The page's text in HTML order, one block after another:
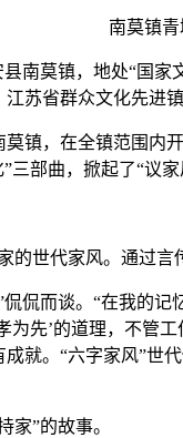
南莫镇青
莫镇，地处“国家
苏省群众文化先进
，在全镇范围内开
三部曲，掀起了“议
世代家风。通过言
而谈。“在我的记
为先’的道理，不管
就。“六字家风”世
”的故事。